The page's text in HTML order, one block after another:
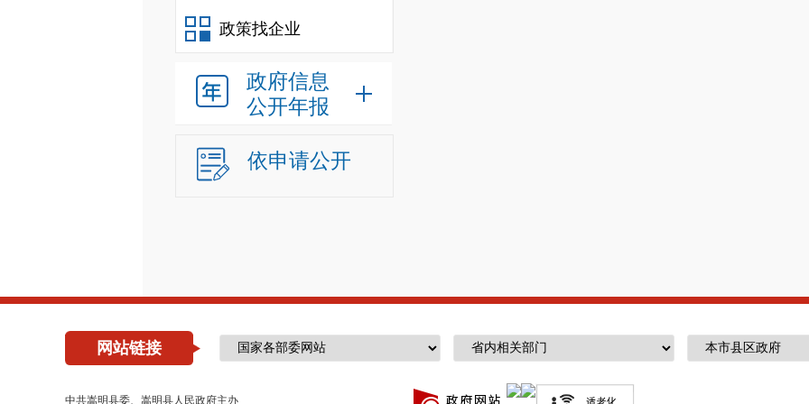
政策找企业
政府信息
公开年报
依申请公开
网站链接
中共嵩明县委、嵩明县人民政府主办